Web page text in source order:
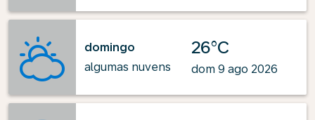
domingo
algumas nuvens
26°C
dom 9 ago 2026